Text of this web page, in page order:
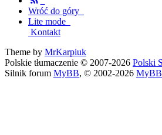
Wróć do góry
Lite mode
Kontakt
Theme by MrKarpiuk
Polskie tłumaczenie © 2007-2026 Polski
Silnik forum MyBB, © 2002-2026